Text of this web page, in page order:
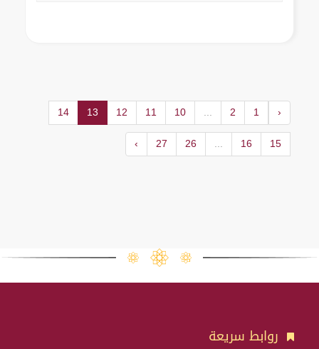
‹
1
2
...
10
11
12
13
14
15
16
...
26
27
›
روابط سريعة